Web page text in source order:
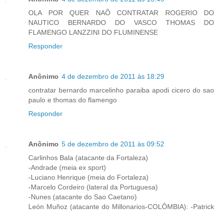
OLA POR QUER NAÕ CONTRATAR ROGERIO DO
NAUTICO BERNARDO DO VASCO THOMAS DO
FLAMENGO LANZZINI DO FLUMINENSE
Responder
Anônimo 4 de dezembro de 2011 às 18:29
contratar bernardo marcelinho paraiba apodi cicero do sao
paulo e thomas do flamengo
Responder
Anônimo 5 de dezembro de 2011 às 09:52
Carlinhos Bala (atacante da Fortaleza)
-Andrade (meia ex sport)
-Luciano Henrique (meia do Fortaleza)
-Marcelo Cordeiro (lateral da Portuguesa)
-Nunes (atacante do Sao Caetano)
León Muñoz (atacante do Millonarios-COLÔMBIA): -Patrick